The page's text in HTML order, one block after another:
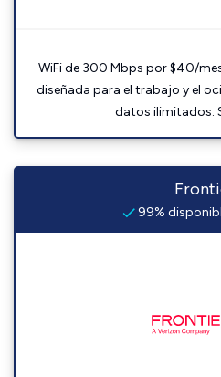
WiFi de 300 Mbps por $40/
diseñada para el trabajo y el
datos ilimitados.
99%